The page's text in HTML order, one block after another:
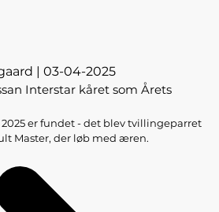
| 03-04-2025
Interstar kåret som Årets
er fundet - det blev tvillingeparret
Master, der løb med æren.